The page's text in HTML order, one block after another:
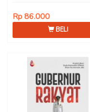
Rp 86.000
BELI